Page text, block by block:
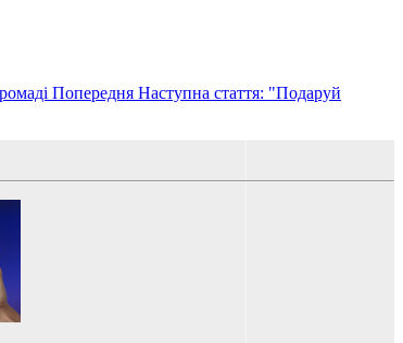
Попередня Наступна стаття: "Подаруй